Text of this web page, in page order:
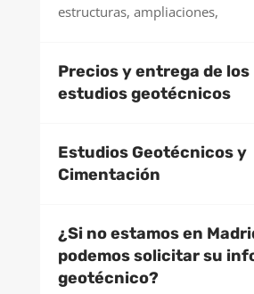
estructuras, ampliaciones,
Precios y entrega de los
estudios geotécnicos
Estudios Geotécnicos y
Cimentación
¿Si no estamos en
podemos solicitar su
geotécnico?